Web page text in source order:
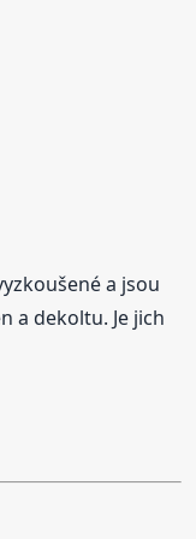
a jsou
a dekoltu. Je jich